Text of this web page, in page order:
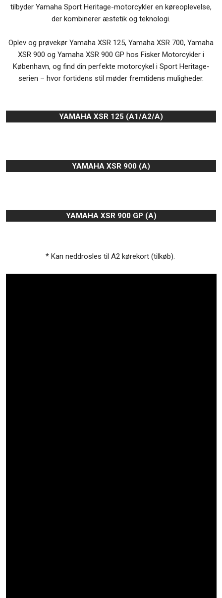
tilbyder Yamaha Sport Heritage-motorcykler en køreoplevelse,
der kombinerer æstetik og teknologi.
Oplev og prøvekør Yamaha XSR 125, Yamaha XSR 700, Yamaha
XSR 900 og Yamaha XSR 900 GP hos Fisker Motorcykler i
København, og find din perfekte motorcykel i Sport Heritage-
serien – hvor fortidens stil møder fremtidens muligheder.
YAMAHA XSR 125 (A1/A2/A)
YAMAHA XSR 900 (A)
YAMAHA XSR 900 GP (A)
* Kan neddrosles til A2 kørekort (tilkøb). ​